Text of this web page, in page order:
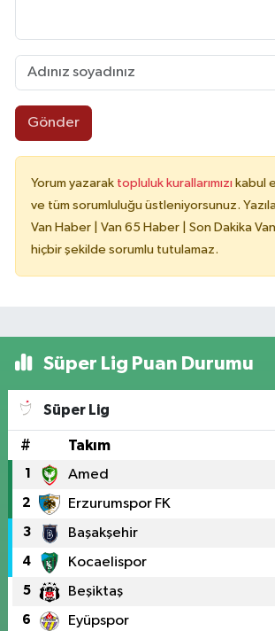
Gönder
Yorum yazarak topluluk kurallarımızı kabul
ve tüm sorumluluğu üstleniyorsunuz.
Van Haber | Van 65 Haber | Son Dakika
hiçbir şekilde sorumlu tutulamaz.
Süper Lig Puan Durumu
Süper Lig
# Takım
1 Amed
2 Erzurumspor FK
3 Başakşehir
4 Kocaelispor
5 Beşiktaş
6 Eyüpspor